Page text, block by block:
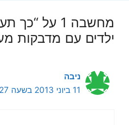
מחשבה 1 על
ילדים עם מדבקות
ניבה
11 ביוני 2013 בשעה 10:27